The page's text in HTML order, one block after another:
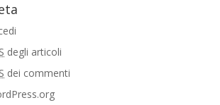
degli articoli
dei commenti